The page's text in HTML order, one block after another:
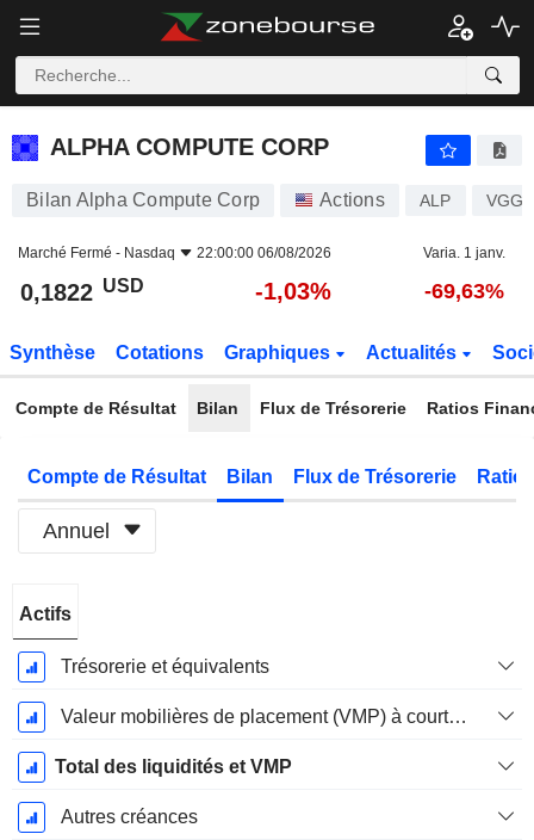
ALPHA COMPUTE CORP
ALPHA COMPUTE CORP
Bilan Alpha Compute Corp Actions ALP
Marché Fermé - Nasdaq 22:00:00 06/08/2026 Varia. 1 janv.
0,1822 USD -1,03% -69,63%
Synthèse Cotations Graphiques Actualités
Compte de Résultat Bilan Flux de Trésorerie Ratios
Compte de Résultat Bilan Flux de Trésorerie
Annuel
Fiscale:
Mars
Actifs
Trésorerie et équivalents
Valeur mobilières de placement (VMP) à court terme
Total des liquidités et VMP
Autres créances